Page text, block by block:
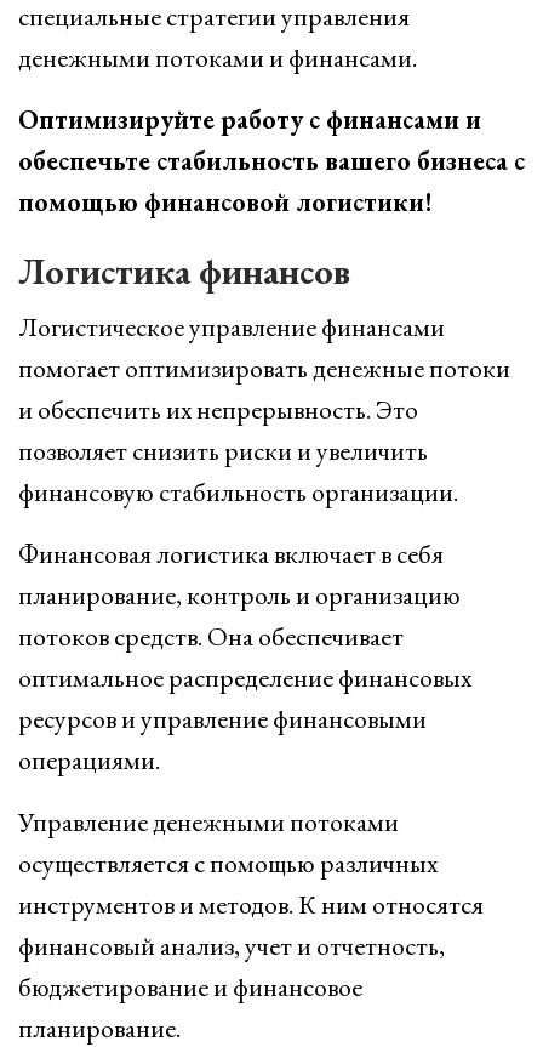
специальные стратегии управления
денежными потоками и финансами.
Оптимизируйте работу с финансами и
обеспечьте стабильность вашего бизнеса с
помощью финансовой логистики!
Логистика финансов
Логистическое управление финансами
помогает оптимизировать денежные потоки
и обеспечить их непрерывность. Это
позволяет снизить риски и увеличить
финансовую стабильность организации.
Финансовая логистика включает в себя
планирование, контроль и организацию
потоков средств. Она обеспечивает
оптимальное распределение финансовых
ресурсов и управление финансовыми
операциями.
Управление денежными потоками
осуществляется с помощью различных
инструментов и методов. К ним относятся
финансовый анализ, учет и отчетность,
бюджетирование и финансовое
планирование.